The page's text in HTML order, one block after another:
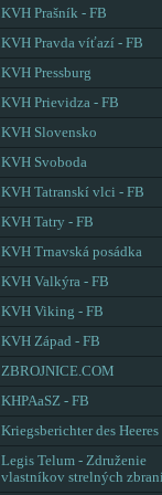
KVH Prašník - FB
KVH Pravda víťazí - FB
KVH Pressburg
KVH Prievidza - FB
KVH Slovensko
KVH Svoboda
KVH Tatranskí vlci - FB
KVH Tatry - FB
KVH Trnavská posádka
KVH Valkýra - FB
KVH Viking - FB
KVH Západ - FB
ZBROJNICE.COM
KHPAaSZ - FB
Kriegsberichter des Heeres
Legis Telum - Združenie
vlastníkov strelných